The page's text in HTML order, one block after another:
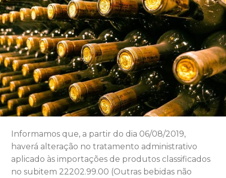
Informamos que, a partir do dia 06/08/2019,
haverá alteração no tratamento administrativo
aplicado às importações de produtos classificados
no subitem 22202.99.00 (Outras bebidas não